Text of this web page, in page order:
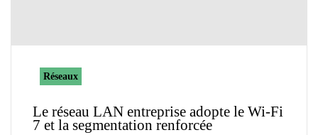
Réseaux
Le réseau LAN entreprise adopte le Wi-Fi
7 et la segmentation renforcée